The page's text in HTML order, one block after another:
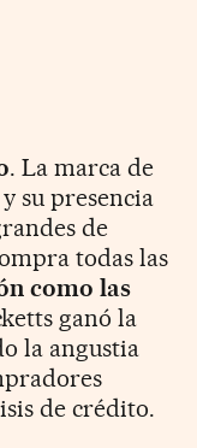
. La marca de
su presencia
de
todas las
como las
ganó la
la angustia
de crédito.